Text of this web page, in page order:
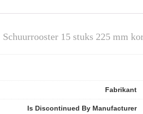
Schuurrooster 15 stuks 225 mm
Fabrikant
Is Discontinued By Manufacturer